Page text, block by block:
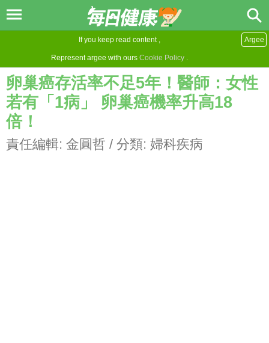
If you keep read content ,
Represent argee with ours Cookie Policy .
Argee
卵巢癌存活率不足5年！醫師：女性
若有「1病」 卵巢癌機率升高18
倍！
責任編輯: 金圓哲 / 分類: 婦科疾病